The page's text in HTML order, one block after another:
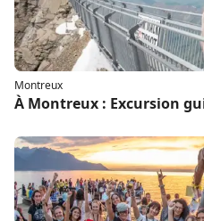
Montreux
À Montreux : Excursion